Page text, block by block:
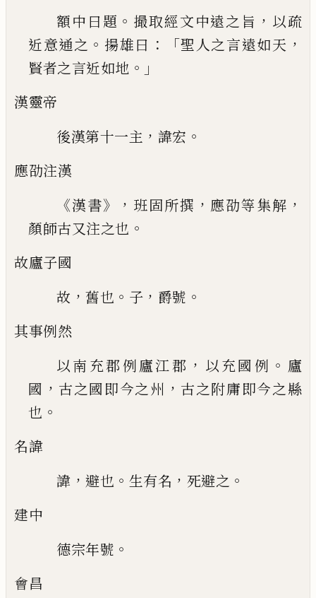
額中曰題 。 撮取經文中遠之旨 ， 以疏
近意通之 。 揚雄曰 ：「聖人之言遠如天 ，
賢者之言近如地 。」
漢靈帝
後漢第十一主 ， 諱宏 。
應劭注漢
《漢書》， 班固所撰 ， 應劭等集解 ，
顏師古又注之也 。
故廬子國
故 ， 舊也 。 子 ， 爵號 。
其事例然
以南充郡例廬江郡 ， 以充國例 。 廬
國 ， 古之國即今之州 ， 古之附庸即今之縣
也 。
名諱
諱 ， 避也 。 生有名 ， 死避之 。
建中
德宗年號 。
會昌